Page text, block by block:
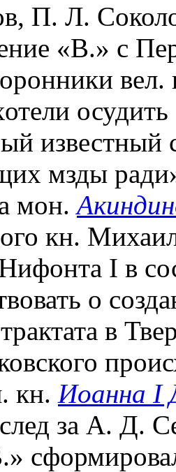
П. Л.
«В.» с
известный
мзды
мон.
кн.
I в
о
в
кн. Иоанна I
за А. Д.